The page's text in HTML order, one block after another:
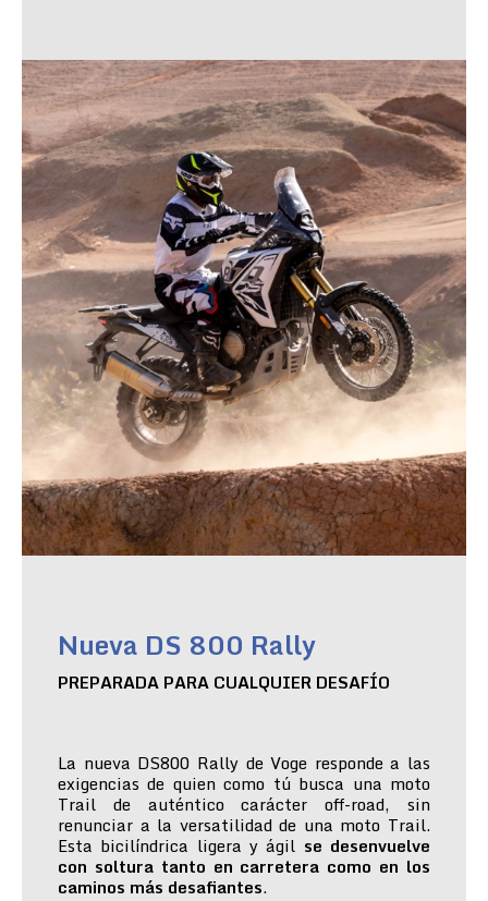
Nueva DS 800 Rally
PREPARADA PARA CUALQUIER DESAFÍO
La nueva DS800 Rally de Voge responde a las
exigencias de quien como tú busca una moto
Trail de auténtico carácter off-road, sin
renunciar a la versatilidad de una moto Trail.
Esta bicilíndrica ligera y ágil se desenvuelve
con soltura tanto en carretera como en los
caminos más desafiantes.